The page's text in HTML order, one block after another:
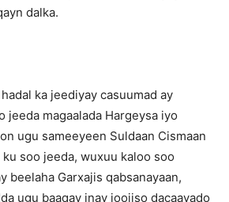
dalka.
ka jeediyay casuumad ay
jeeda magaalada Hargeysa iyo
ugu sameeyeen Suldaan Cismaan
soo jeeda, wuxuu kaloo soo
beelaha Garxajis qabsanayaan,
ugu baaqay inay joojiso dacaayado